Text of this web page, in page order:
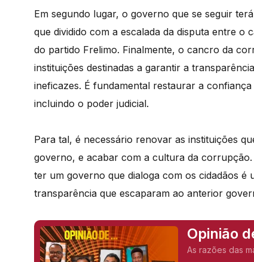
Em segundo lugar, o governo que se seguir
que dividido com a escalada da disputa entre o
do partido Frelimo. Finalmente, o cancro da
instituições destinadas a garantir a
ineficazes. É fundamental restaurar a
incluindo o poder judicial.
Para tal, é necessário renovar as instituições
governo, e acabar com a cultura da
ter um governo que dialoga com os cidadãos
transparência que escaparam ao anterior
Opinião
As razões das